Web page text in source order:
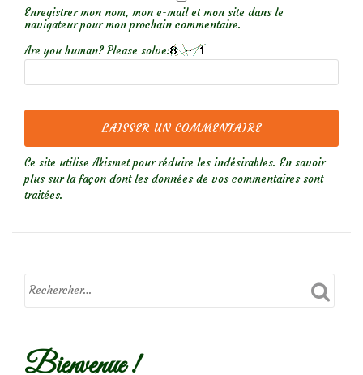
Enregistrer mon nom, mon e-mail et mon site dans le
navigateur pour mon prochain commentaire.
Are you human? Please solve:
Ce site utilise Akismet pour réduire les indésirables. En savoir
plus sur la façon dont les données de vos commentaires sont
traitées.
Bienvenue !